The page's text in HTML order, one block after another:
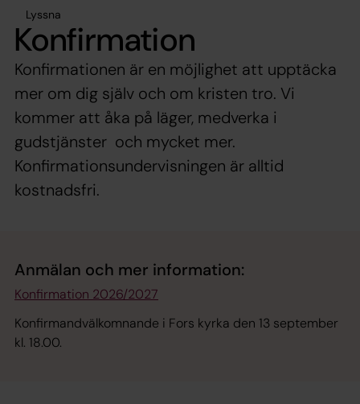
Lyssna
Konfirmation
Konfirmationen är en möjlighet att upptäcka
mer om dig själv och om kristen tro. Vi
kommer att åka på läger, medverka i
gudstjänster och mycket mer.
Konfirmationsundervisningen är alltid
kostnadsfri.
Anmälan och mer information:
Konfirmation 2026/2027
Konfirmandvälkomnande i Fors kyrka den 13 september
kl. 18.00.